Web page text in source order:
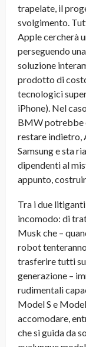
trapelate, il
svolgimento.
Apple cercherà
perseguendo
soluzione
prodotto di
tecnologici
iPhone). Nel
BMW potrebbe
restare indietro,
Samsung e sta
dipendenti al
appunto,
Tra i due
incomodo: di
Musk che –
robot
trasferire tutti su
generazione –
rudimentali
Model S e
accomodare,
che si guida da